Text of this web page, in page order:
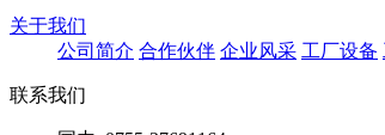
关于我们
公司简介 合作伙伴 企业风采 工厂设备
联系我们